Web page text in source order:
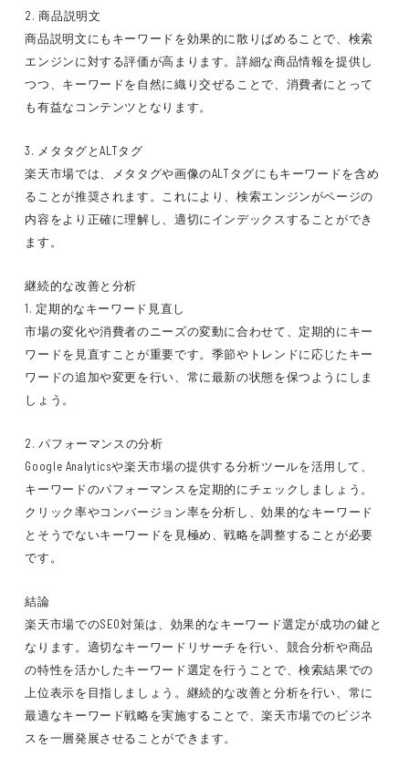
2. 商品説明文
商品説明文にもキーワードを効果的に散りばめることで、検索
エンジンに対する評価が高まります。詳細な商品情報を提供し
つつ、キーワードを自然に織り交ぜることで、消費者にとって
も有益なコンテンツとなります。
3. メタタグとALTタグ
楽天市場では、メタタグや画像のALTタグにもキーワードを含め
ることが推奨されます。これにより、検索エンジンがページの
内容をより正確に理解し、適切にインデックスすることができ
ます。
継続的な改善と分析
1. 定期的なキーワード見直し
市場の変化や消費者のニーズの変動に合わせて、定期的にキー
ワードを見直すことが重要です。季節やトレンドに応じたキー
ワードの追加や変更を行い、常に最新の状態を保つようにしま
しょう。
2. パフォーマンスの分析
Google Analyticsや楽天市場の提供する分析ツールを活用して、
キーワードのパフォーマンスを定期的にチェックしましょう。
クリック率やコンバージョン率を分析し、効果的なキーワード
とそうでないキーワードを見極め、戦略を調整することが必要
です。
結論
楽天市場でのSEO対策は、効果的なキーワード選定が成功の鍵と
なります。適切なキーワードリサーチを行い、競合分析や商品
の特性を活かしたキーワード選定を行うことで、検索結果での
上位表示を目指しましょう。継続的な改善と分析を行い、常に
最適なキーワード戦略を実施することで、楽天市場でのビジネ
スを一層発展させることができます。